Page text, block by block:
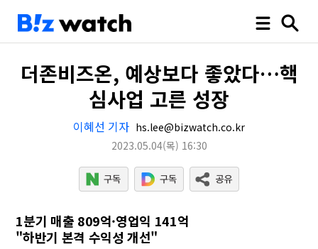
더존비즈온, 예상보다 좋았다…핵
심사업 고른 성장
이혜선 기자 hs.lee@bizwatch.co.kr
2023.05.04(목) 16:30
1분기 매출 809억·영업익 141억
"하반기 본격 수익성 개선"